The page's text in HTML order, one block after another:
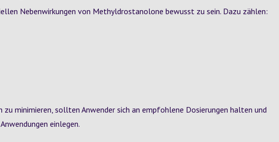
Nebenwirkungen von Methyldrostanolone bewusst zu sein. Dazu zählen:
zu minimieren, sollten Anwender sich an empfohlene Dosierungen halten und
einlegen.